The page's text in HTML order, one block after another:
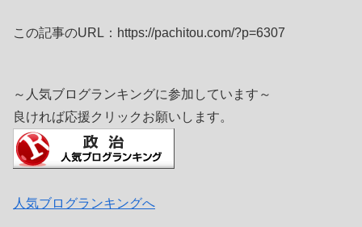
この記事のURL：https://pachitou.com/?p=6307
～人気ブログランキングに参加しています～
良ければ応援クリックお願いします。
人気ブログランキングへ